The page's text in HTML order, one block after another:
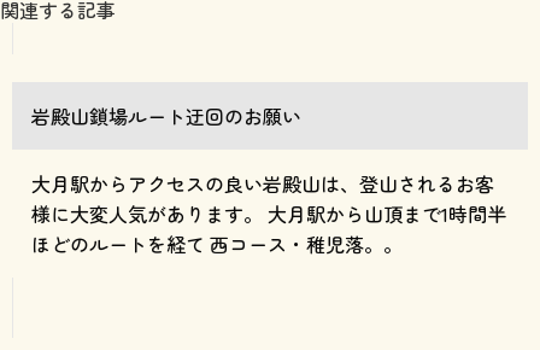
関連する記事
岩殿山鎖場ルート迂回のお願い
大月駅からアクセスの良い岩殿山は、登山されるお客
様に大変人気があります。 大月駅から山頂まで1時間半
ほどのルートを経て 西コース・稚児落。。